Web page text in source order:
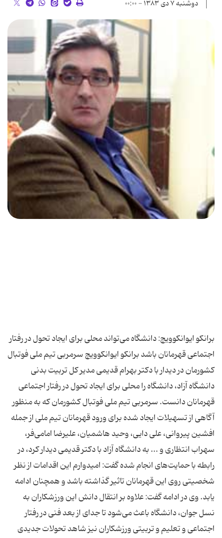
دوشنبه ۷ دی ۱۳۸۳ - ۰۰:۰۰
برانكو ایوانكوویچ: دانشگاه می‌تواند محلی برای ایجاد تحول در رفتار
اجتماعی قهرمانان باشد برانكو ایوانكوویچ سرمربی تیم ملی فوتبال
كشورمان در دیدار با دكتر بهرام قدیمی مدیر كل تربیت بدنی
دانشگاه آزاد، دانشگاه را محلی برای ایجاد تحول در رفتار اجتماعی
قهرمانان دانست. سرمربی تیم ملی فوتبال كشورمان كه به منظور
آگاهی از تسهیلات ایجاد شده برای ورود قهرمانان تیم ملی از جمله
افشین پیروانی،‌ علی دایی، وحید هاشمیان، علیرضا امامی‌فر،
سهراب انتظاری و ... به دانشگاه آزاد با دكتر قدیمی دیدار كرد، در
رابطه با حمایت‌های انجام شده گفت: امیدوارم این اقدامات از نظر
شخصیتی روی این قهرمانان تاثیر گذاشته باشد و همچنان ادامه
یابد. وی در ادامه گفت: علاوه بر انتقال دانش این ورزشكاران به
نسل جوان، دانشگاه باعث می‌شود تا جدای از بعد فنی در رفتار
اجتماعی و تعلیم و تربیتی ورزشكاران نیز شاهد تحولات جدیدی